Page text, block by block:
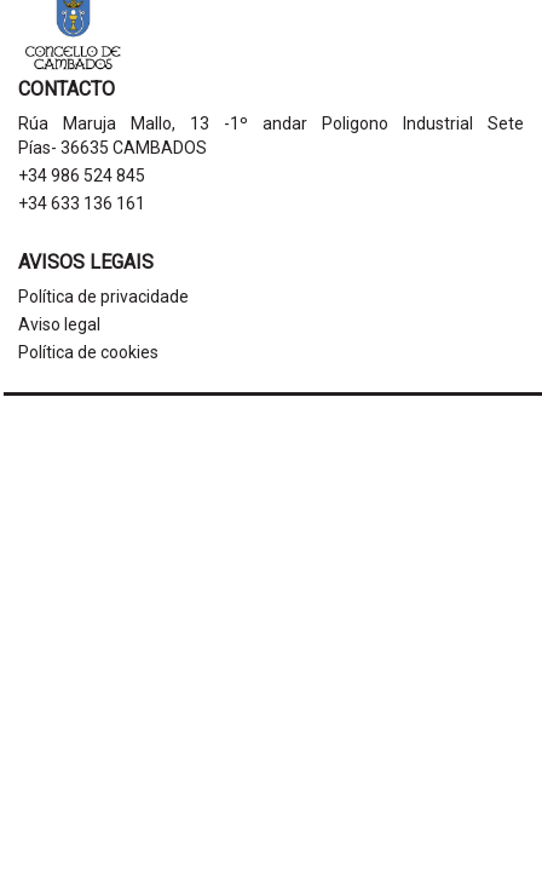
CONTACTO
Rúa Maruja Mallo, 13 -1º andar Poligono Industrial Sete
Pías- 36635 CAMBADOS
+34 986 524 845
+34 633 136 161
AVISOS LEGAIS
Política de privacidade
Aviso legal
Política de cookies